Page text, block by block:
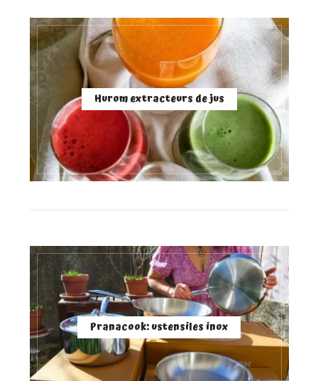
Hurom extracteurs de jus
Pranacook: ustensiles inox